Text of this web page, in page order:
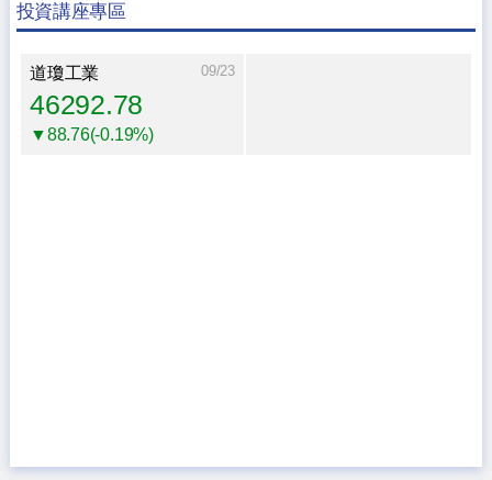
投資講座專區
道瓊工業 09/23
46292.78
▼88.76(-0.19%)